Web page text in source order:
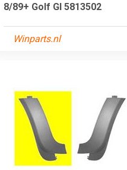
8/89+ Golf Gl 5813502
Winparts.nl